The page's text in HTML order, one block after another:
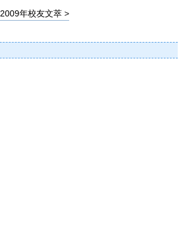
2009年校友文萃 >